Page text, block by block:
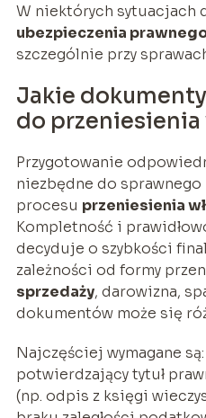
W niektórych sytuacjach
ubezpieczenia
szczególnie przy
Jakie
do przeniesienia
Przygotowanie
niezbędne do
procesu przeniesienia
Kompletność i
decyduje o szybkości
zależności od formy
sprzedaży, darowizna,
dokumentów może się
Najczęściej wymagane
potwierdzający tytuł
(np. odpis z księgi